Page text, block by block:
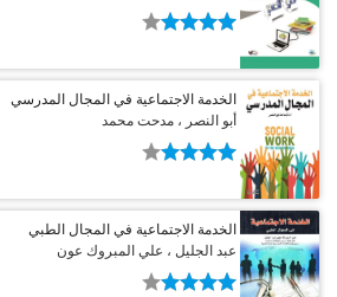
الخدمة الاجتماعية في المجال المدرسي
أبو النصر ، مدحت محمد
الخدمة الاجتماعية في المجال الطبي
عبد الجليل ، علي المبروك عون